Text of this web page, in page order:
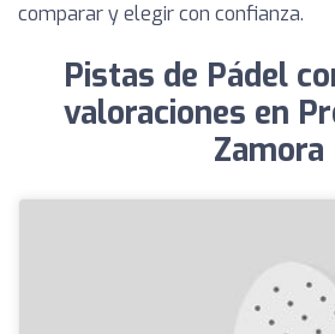
comparar y elegir con confianza.
Pistas de Pádel
valoraciones en
Zamora